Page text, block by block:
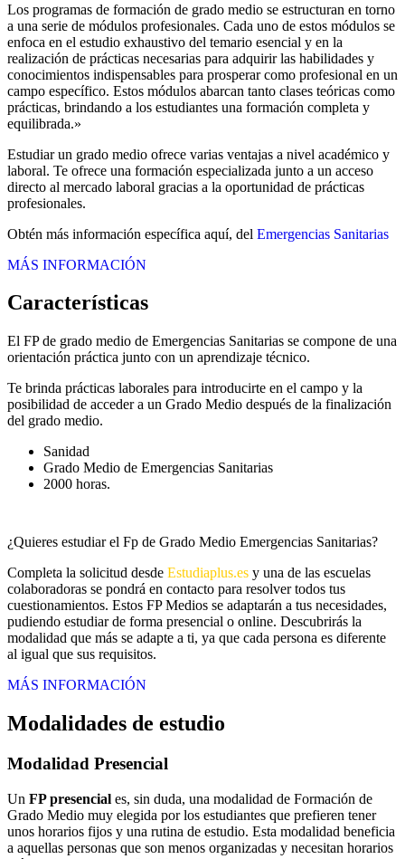
Los programas de formación de grado medio se estructuran en torno
a una serie de módulos profesionales. Cada uno de estos módulos se
enfoca en el estudio exhaustivo del temario esencial y en la
realización de prácticas necesarias para adquirir las habilidades y
conocimientos indispensables para prosperar como profesional en un
campo específico. Estos módulos abarcan tanto clases teóricas como
prácticas, brindando a los estudiantes una formación completa y
equilibrada.»
Estudiar un grado medio ofrece varias ventajas a nivel académico y
laboral. Te ofrece una formación especializada junto a un acceso
directo al mercado laboral gracias a la oportunidad de prácticas
profesionales.
Obtén más información específica aquí, del Emergencias Sanitarias
MÁS INFORMACIÓN
Características
El FP de grado medio de Emergencias Sanitarias se compone de una
orientación práctica junto con un aprendizaje técnico.
Te brinda prácticas laborales para introducirte en el campo y la
posibilidad de acceder a un Grado Medio después de la finalización
del grado medio.
Sanidad
Grado Medio de Emergencias Sanitarias
2000 horas.
¿Quieres estudiar el Fp de Grado Medio Emergencias Sanitarias?
Completa la solicitud desde Estudiaplus.es y una de las escuelas
colaboradoras se pondrá en contacto para resolver todos tus
cuestionamientos. Estos FP Medios se adaptarán a tus necesidades,
pudiendo estudiar de forma presencial o online. Descubrirás la
modalidad que más se adapte a ti, ya que cada persona es diferente
al igual que sus requisitos.
MÁS INFORMACIÓN
Modalidades de estudio
Modalidad Presencial
Un FP presencial es, sin duda, una modalidad de Formación de
Grado Medio muy elegida por los estudiantes que prefieren tener
unos horarios fijos y una rutina de estudio. Esta modalidad beneficia
a aquellas personas que son menos organizadas y necesitan horarios